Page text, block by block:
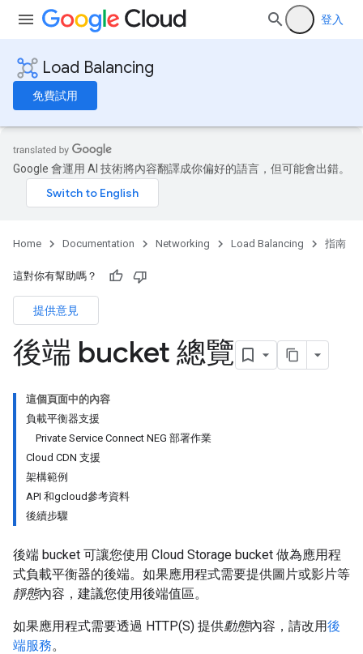
登入
Load Balancing
免費試用
Google 會運用 AI 技術將內容翻譯成你偏好的語言，但可能會出錯。
Home Documentation Networking Load Balancing 指南
這對你有幫助嗎？
提供意見
後端 bucket 總覽
這個頁面中的內容
負載平衡器支援
Private Service Connect NEG 部署作業
Cloud CDN 支援
架構範例
API 和gcloud參考資料
後續步驟
後端 bucket 可讓您使用 Cloud Storage bucket 做為應用程
式負載平衡器的後端。如果應用程式需要提供圖片或影片等
靜態內容，建議您使用後端值區。
如果應用程式需要透過 HTTP(S) 提供動態內容，請改用後
端服務。